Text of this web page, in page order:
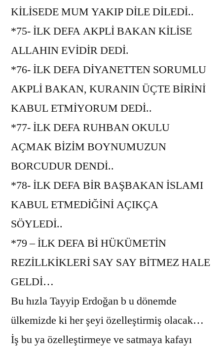
KİLİSEDE MUM YAKIP DİLE DİLEDİ..
*75- İLK DEFA AKPLİ BAKAN KİLİSE
ALLAHIN EVİDİR DEDİ.
*76- İLK DEFA DİYANETTEN SORUMLU
AKPLİ BAKAN, KURANIN ÜÇTE BİRİNİ
KABUL ETMİYORUM DEDİ..
*77- İLK DEFA RUHBAN OKULU
AÇMAK BİZİM BOYNUMUZUN
BORCUDUR DENDİ..
*78- İLK DEFA BİR BAŞBAKAN İSLAMI
KABUL ETMEDİĞİNİ AÇIKÇA
SÖYLEDİ..
*79 – İLK DEFA Bİ HÜKÜMETİN
REZİLLKİKLERİ SAY SAY BİTMEZ HALE
GELDİ…
Bu hızla Tayyip Erdoğan b u dönemde
ülkemizde ki her şeyi özelleştirmiş olacak…
İş bu ya özelleştirmeye ve satmaya kafayı